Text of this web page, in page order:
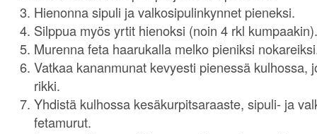
Hienonna sipuli ja valkosipulinkynnet pieneksi.
Silppua myös yrtit hienoksi (noin 4 rkl kumpaakin).
Murenna feta haarukalla melko pieniksi
Vatkaa kananmunat kevyesti pienessä kulhossa,
rikki.
Yhdistä kulhossa kesäkurpitsaraaste, sipuli- ja
fetamurut.